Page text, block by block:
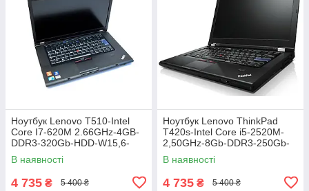
Ноутбук Lenovo T510-Intel
Core I7-620M 2.66GHz-4GB-
DDR3-320Gb-HDD-W15,6-
NVIDIA NVS 3100m(512mb)-
Web-(B)-Б/В
В наявності
4 735 ₴ 5 400 ₴
Ноутбук Lenovo ThinkPad
T420s-Intel Core i5-2520M-
2,50GHz-8Gb-DDR3-250Gb-
HDD-W14-Web-(B)-Б/В
В наявності
4 735 ₴ 5 400 ₴